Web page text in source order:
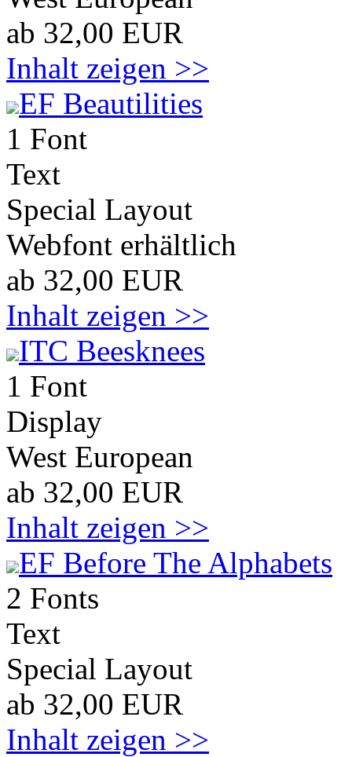
ab 32,00 EUR
Inhalt zeigen >>
EF Beautilities
1 Font
Text
Special Layout
Webfont erhältlich
ab 32,00 EUR
Inhalt zeigen >>
ITC Beesknees
1 Font
Display
West European
ab 32,00 EUR
Inhalt zeigen >>
EF Before The Alphabets
2 Fonts
Text
Special Layout
ab 32,00 EUR
Inhalt zeigen >>